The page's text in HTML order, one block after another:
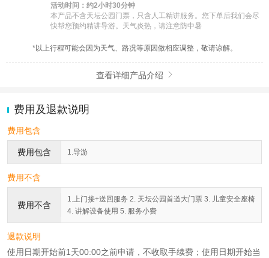
活动时间：约2小时30分钟
本产品不含天坛公园门票，只含人工精讲服务。您下单后我们会尽
快帮您预约精讲导游。天气炎热，请注意防中暑
*以上行程可能会因为天气、路况等原因做相应调整，敬请谅解。
查看详细产品介绍 
费用及退款说明
费用包含
费用包含 1.导游
费用不含
费用不含
1.上门接+送回服务 2. 天坛公园首道大门票 3. 儿童安全座椅
4. 讲解设备使用 5. 服务小费
退款说明
使用日期开始前1天00:00之前申请，不收取手续费；使用日期开始当